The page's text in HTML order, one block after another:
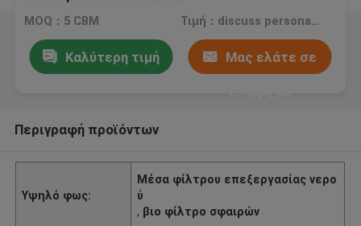
MOQ：5 CBM Τιμή：discuss personally
Καλύτερη τιμή Μας ελάτε σε
Περιγραφή προϊόντων
Υψηλό φως:
Μέσα φίλτρου επεξεργασίας νερο
ύ
, βιο φίλτρο σφαιρών